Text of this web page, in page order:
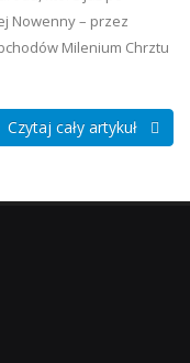
Nowenny – przez
Milenium Chrztu
Czytaj cały artykuł